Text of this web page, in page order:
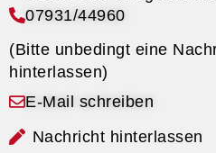
07931/44960
(Bitte unbedingt eine
hinterlassen)
E-Mail schreiben
Nachricht hinterlassen